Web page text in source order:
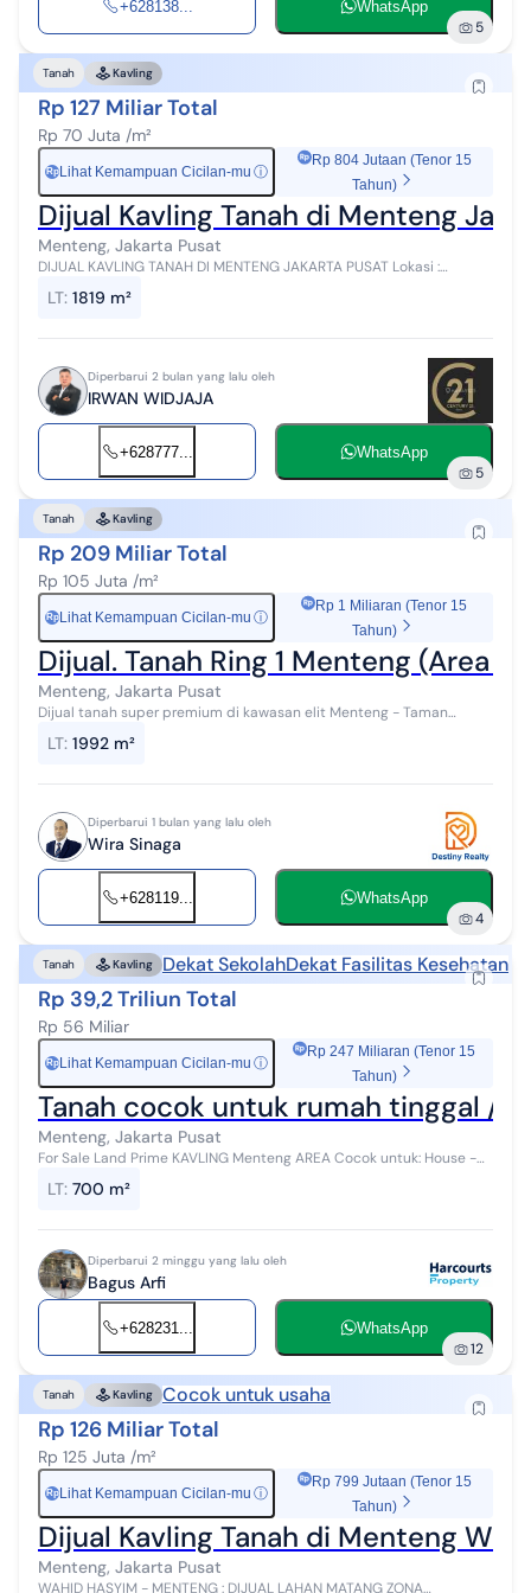
+628138... WhatsApp
5
Tanah Kavling
Rp 127 Miliar Total
Rp 70 Juta /m²
Rp Lihat Kemampuan Cicilan-mu ⓘ
Rp 804 Jutaan (Tenor 15
Tahun)
Dijual Kavling Tanah di Menteng
Menteng, Jakarta Pusat
DIJUAL KAVLING TANAH DI MENTENG JAKARTA PUSAT Lokasi :
1842 m² * Lebar Muka 4...
LT: 1819 m²
Diperbarui 2 bulan yang lalu oleh
IRWAN WIDJAJA
+628777... WhatsApp
5
Tanah Kavling
Rp 209 Miliar Total
Rp 105 Juta /m²
Rp Lihat Kemampuan Cicilan-mu ⓘ
Rp 1 Miliaran (Tenor 15
Tahun)
Dijual. Tanah Ring 1 Menteng (Area
Menteng, Jakarta Pusat
Dijual tanah super premium di kawasan elit Menteng - Taman
kediaman pejabat nega...
LT: 1992 m²
Diperbarui 1 bulan yang lalu oleh
Wira Sinaga
+628119... WhatsApp
4
Tanah Kavling Dekat SekolahDekat Fasilitas Kesehatan
Rp 39,2 Triliun Total
Rp 56 Miliar
Rp Lihat Kemampuan Cicilan-mu ⓘ
Rp 247 Miliaran (Tenor 15
Tahun)
Tanah cocok untuk rumah tinggal /
Menteng, Jakarta Pusat
For Sale Land Prime KAVLING Menteng AREA Cocok untuk: House -
Panjang tan...
LT: 700 m²
Diperbarui 2 minggu yang lalu oleh
Bagus Arfi
+628231... WhatsApp
12
Tanah Kavling Cocok untuk usaha
Rp 126 Miliar Total
Rp 125 Juta /m²
Rp Lihat Kemampuan Cicilan-mu ⓘ
Rp 799 Jutaan (Tenor 15
Tahun)
Dijual Kavling Tanah di Menteng
Menteng, Jakarta Pusat
WAHID HASYIM - MENTENG : DIJUAL LAHAN MATANG ZONA